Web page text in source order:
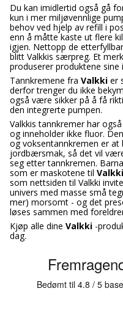
Du kan imidlertid også gå
kun i mer miljøvennlige
behov ved hjelp av refill i
enn å måtte kaste ut flere
igjen. Nettopp de
blitt Valkkis særpreg. Et
produserer produktene sine
Tannkremene fra Valkki er
derfor trenger du ikke
også være sikker på å få
den integrerte pumpen.
Valkkis tannkremer har
og inneholder ikke fluor.
og voksentannkremen er at
jordbærsmak, så det vil
seg etter tannkremen.
som er maskotene til Valkki
som nettsiden til Valkki
univers med masse små
mer) morsomt - og det
løses sammen med
Kjøp alle dine Valkki -
dag.